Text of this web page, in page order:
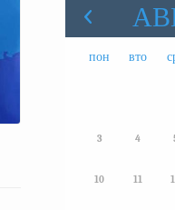
пон вто
3 4
10 11